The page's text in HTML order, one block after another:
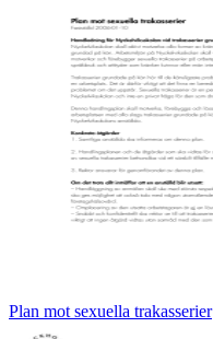
Plan mot sexuella trakasserier